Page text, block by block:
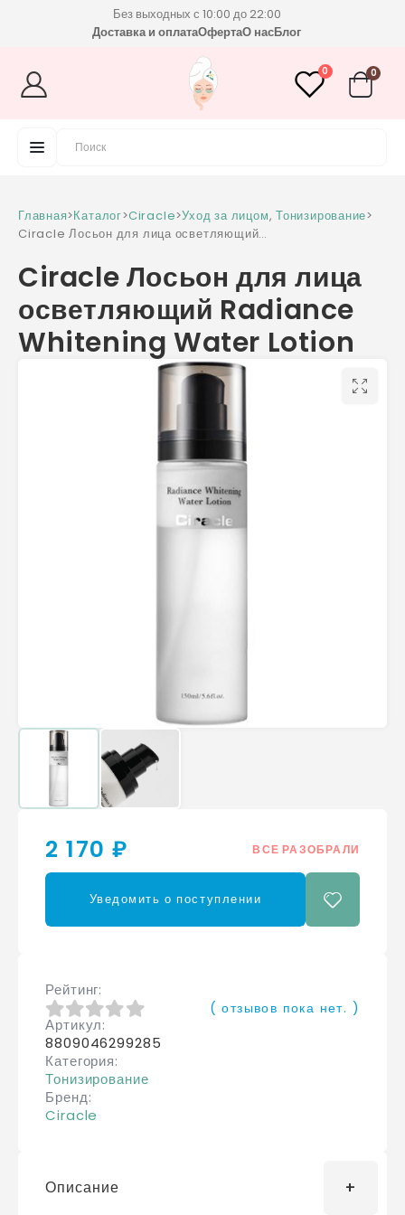
Без выходных с 10:00 до 22:00
Доставка и оплатаОфертаО насБлог
0 0
Главная>Каталог>Ciracle>Уход за лицом,Тонизирование>
Ciracle Лосьон для лица осветляющий
Ciracle Лосьон для лица
осветляющий Radiance
Whitening Water Lotion
2 170 ₽ ВСЕ РАЗОБРАЛИ
Уведомить о поступлении
Рейтинг
0из 5
( отзывов пока нет. )
Артикул
8809046299285
Категория
Тонизирование
Бренд
Ciracle
Описание